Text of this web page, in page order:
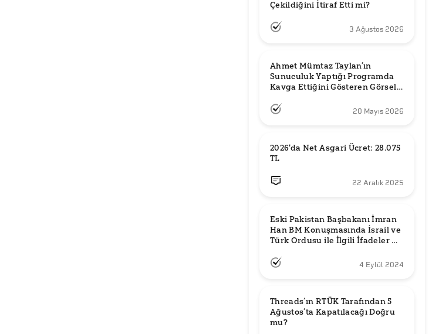
3 Ağustos 2026
Ahmet Mümtaz Taylan’ın
Sunuculuk Yaptığı Programda
Kavga Ettiğini Gösteren Görsel
20 Mayıs 2026
2026'da Net Asgari Ücret: 28.075
TL
22 Aralık 2025
Eski Pakistan Başbakanı İmran
Han BM Konuşmasında İsrail ve
Türk Ordusu ile İlgili İfadeler mi
4 Eylül 2024
Threads’ın RTÜK Tarafından 5
Ağustos’ta Kapatılacağı Doğru
mu?